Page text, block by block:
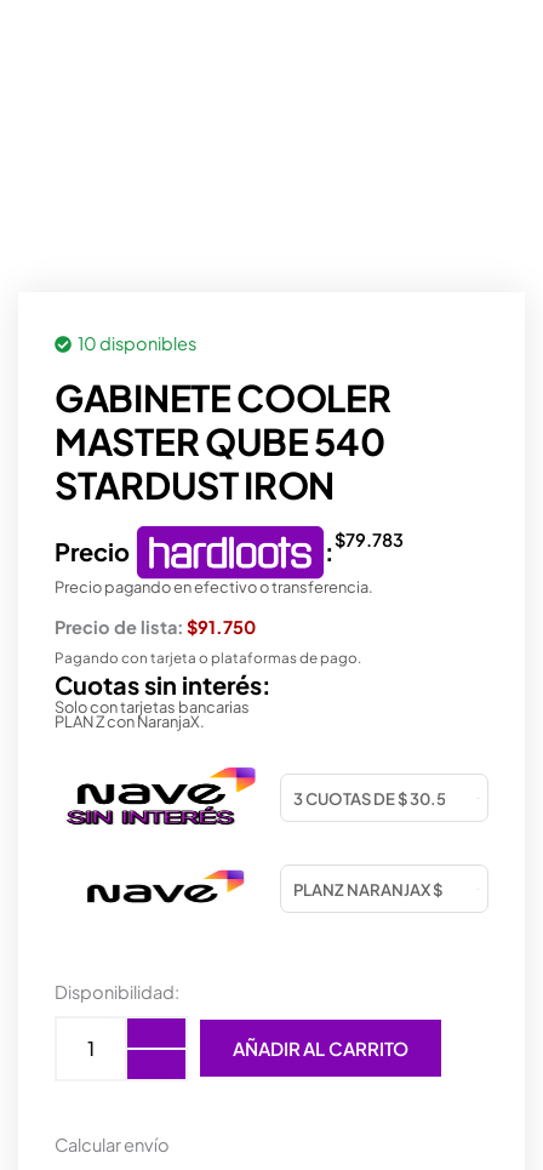
10 disponibles
GABINETE COOLER
MASTER QUBE 540
STARDUST IRON
Precio :$79.783
Precio pagando en efectivo o transferencia.
Precio de lista: $91.750
Pagando con tarjeta o plataformas de pago.
Cuotas sin interés:
Solo con tarjetas bancarias
PLAN Z con NaranjaX.
Disponibilidad:
GABINETE
MASTER
QUBE
IRON
cantidad
AÑADIR AL CARRITO
Calcular envío